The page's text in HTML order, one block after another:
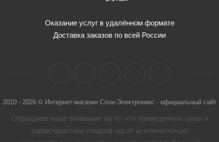
Оказание услуг в удалённом формате
Доставка заказов по всей России
2010 - 2026 © Интернет-магазин Слон-Электроникс - официальный сайт
Обращаем ваше внимание на то, что приведенные цены и
характеристики товaров носят исключительно